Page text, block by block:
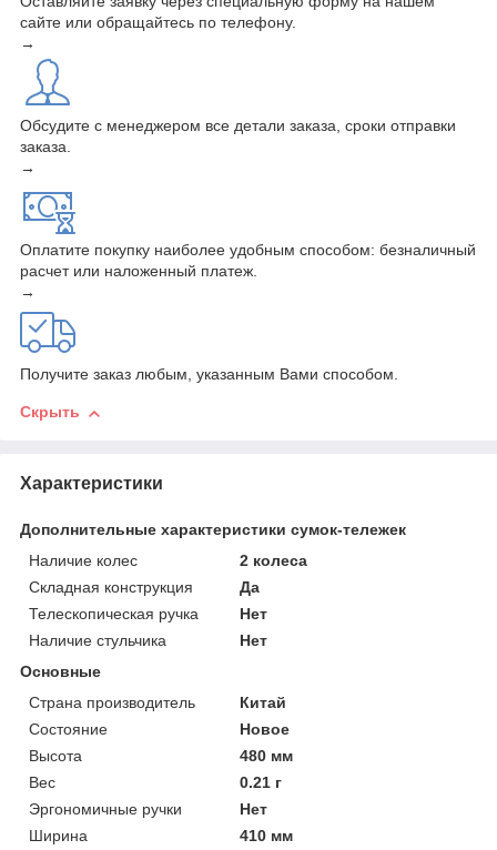
сайте или обращайтесь по телефону.
→
Обсудите с менеджером все детали заказа, сроки отправки
заказа.
→
Оплатите покупку наиболее удобным способом: безналичный
расчет или наложенный платеж.
→
Получите заказ любым, указанным Вами способом.
Скрыть
Характеристики
Дополнительные характеристики сумок-тележек
Наличие колес
2 колеса
Складная конструкция
Да
Телескопическая ручка
Нет
Наличие стульчика
Нет
Основные
Страна производитель
Китай
Состояние
Новое
Высота
480 мм
Вес
0.21 г
Эргономичные ручки
Нет
Ширина
410 мм